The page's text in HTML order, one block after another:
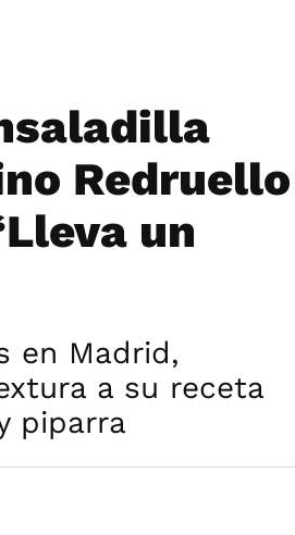
Redruello
un
en Madrid,
a su receta
piparra